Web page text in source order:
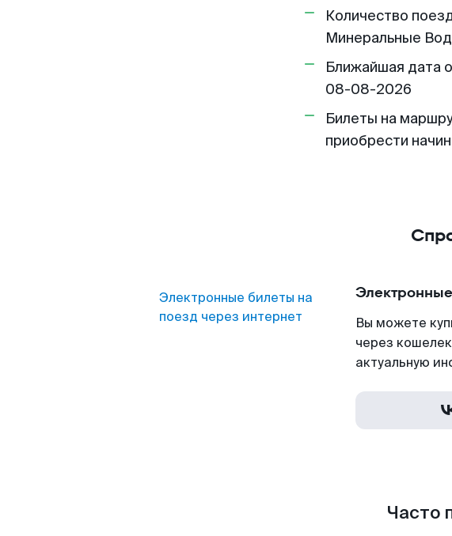
Количество
Минеральные
Ближайшая дата
08-08-2026
Билеты на
приобрести
Электронные билеты на
поезд через интернет
Вы можете
через
актуальную
Часто